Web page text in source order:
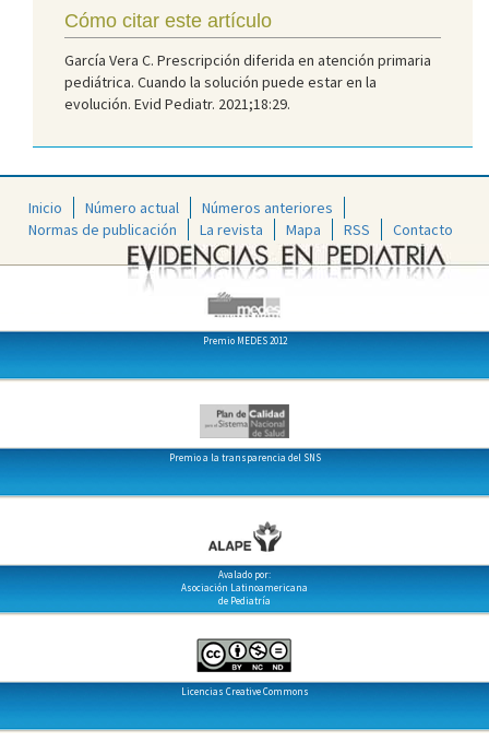
Cómo citar este artículo
García Vera C. Prescripción diferida en atención primaria
pediátrica. Cuando la solución puede estar en la
evolución. Evid Pediatr. 2021;18:29.
Inicio Número actual
Números anteriores
Normas de publicación
La revista Mapa RSS Contacto
Premio MEDES 2012
Premio a la transparencia del SNS
Avalado por:
Asociación Latinoamericana
de Pediatría
Licencias Creative Commons